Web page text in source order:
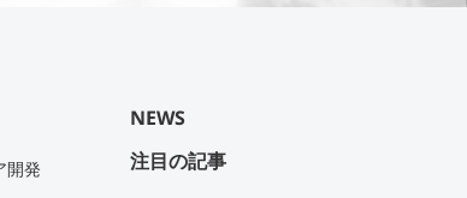
開発
NEWS
注目の記事